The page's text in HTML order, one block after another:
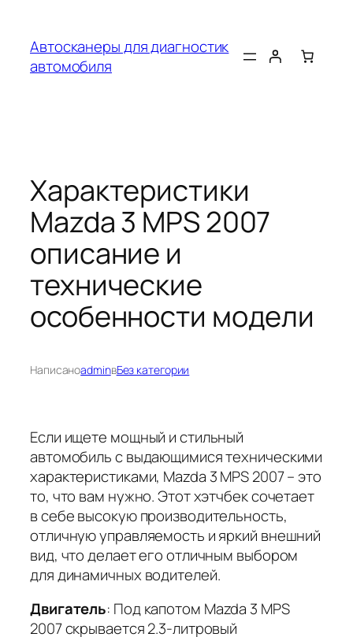
содержимому
Автосканеры для диагностик
автомобиля
Характеристики
Mazda 3 MPS 2007
описание и
технические
особенности модели
НаписаноadminвБез категории
Если ищете мощный и стильный
автомобиль с выдающимися техническими
характеристиками, Mazda 3 MPS 2007 – это
то, что вам нужно. Этот хэтчбек сочетает
в себе высокую производительность,
отличную управляемость и яркий внешний
вид, что делает его отличным выбором
для динамичных водителей.
Двигатель: Под капотом Mazda 3 MPS
2007 скрывается 2.3-литровый